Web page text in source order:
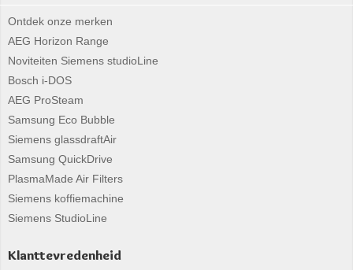
Ontdek onze merken
AEG Horizon Range
Noviteiten Siemens studioLine
Bosch i-DOS
AEG ProSteam
Samsung Eco Bubble
Siemens glassdraftAir
Samsung QuickDrive
PlasmaMade Air Filters
Siemens koffiemachine
Siemens StudioLine
Klanttevredenheid